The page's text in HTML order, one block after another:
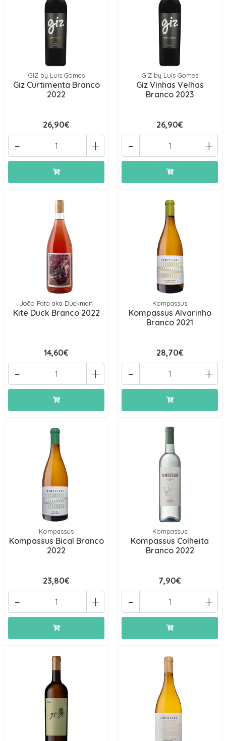
GIZ by Luis Gomes
Giz Curtimenta Branco
2022
26,90€
+
-
GIZ by Luis Gomes
Giz Vinhas Velhas
Branco 2023
26,90€
+
-
João Pato aka Duckman
Kite Duck Branco 2022
14,60€
+
-
Kompassus
Kompassus Alvarinho
Branco 2021
28,70€
+
-
Kompassus
Kompassus Bical Branco
2022
23,80€
+
-
Kompassus
Kompassus Colheita
Branco 2022
7,90€
+
-